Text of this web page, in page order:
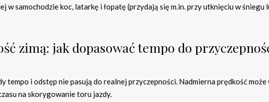
w samochodzie koc, latarkę i łopatę (przydają się m.in. przy utknięciu w śniegu
zimą: jak dopasować tempo do
tempo i odstęp nie pasują do realnej przyczepności. Nadmierna prędkość może
na skorygowanie toru jazdy.